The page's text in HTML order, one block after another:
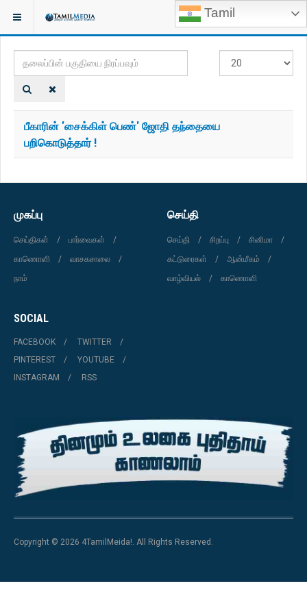
Tamil
இருக்குமிடம்: TAGS
தலைப்பின்
பகுதியை
நிரப்பவும்
காட்டுக
பீகாரின் 'சைக்கிள் பெண்' ஜோதி தந்தையை
பறிகொடுத்தார் !
முகப்பு
செய்திகள்
பார்வைகள்
காணொளி
வாசகசாலை
நாம்
செய்தி
செய்தி சிறப்பு
சினிமா
கட்டுரைகள்
ஆன்மீகம்
வாழ்வியல்
காணொளி
SOCIAL
FACEBOOK
TWITTER
PINTEREST
YOUTUBE
INSTAGRAM
RSS
Copyright © 2026 4TamilMeida!. All Rights Reserved.